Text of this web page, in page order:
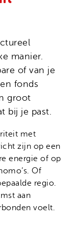
manier.
of van je
fonds
groot
bij je past.
met
zijn op een
energie of op
Of
regio.
aan
voelt.